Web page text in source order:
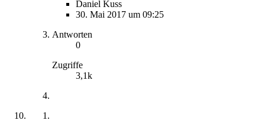
Daniel Kuss
30. Mai 2017 um 09:25
Antworten
0
Zugriffe
3,1k